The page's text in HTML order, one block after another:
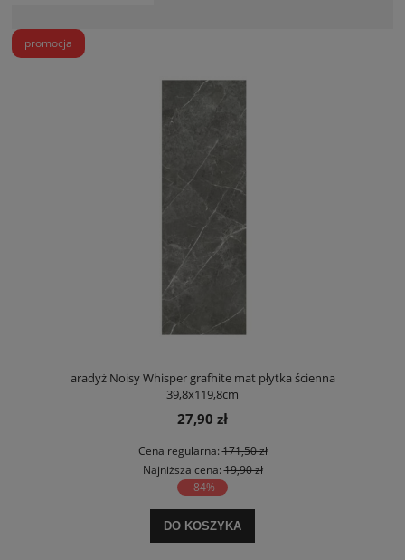
aradyż Noisy Whisper grafhite mat płytka ścienna
39,8x119,8cm
27,90 zł
Cena regularna:171,50 zł
Najniższa cena:19,90 zł
-84%
DO KOSZYKA
promocja